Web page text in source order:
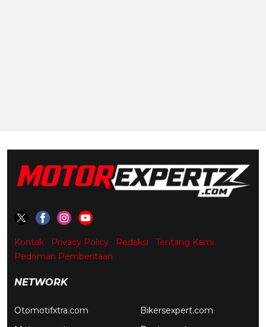
Kontak Privacy Policy Redaksi
Tentang Kami
Pedoman Pemberitaan
NETWORK
Otomotifxtra.com
Bikersexpert.com